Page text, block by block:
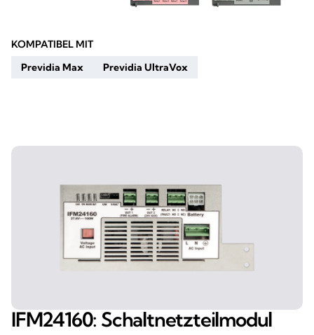
KOMPATIBEL MIT
Previdia Max
Previdia UltraVox
IFM24160: Schaltnetzteilmodul